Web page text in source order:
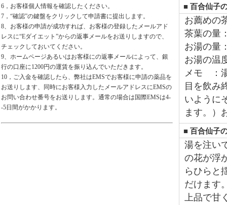
6，お客様個人情報を確認したください。
7，“確認”の鍵盤をクリックして申請書に提出します。
8、お客様の申請が成功すれば、お客様の登録したメールアド
レスに“Eダイエット”からの返事メールをお送りしますので、
チェックしておいてください。
9、ホームページあるいはお客様にの返事メールによって、銀
行の口座に1200円の運賃を振り込んでいただきます。
10，ご入金を確認したら、弊社はEMSでお客様に申請の薬品を
お送りします、同時にお客様入力したメールアドレスにEMSの
お問い合わせ番号をお送りします。通常の場合は国際EMSは4-
-5日間がかかります。
■ 百合仙子
お薦めの
茶葉の量
お湯の量
お湯の温
メモ ：
目を飲み
いように
ます。）
■ 百合仙子
湯を注い
の花が浮
らひらと
だけます
上品で甘